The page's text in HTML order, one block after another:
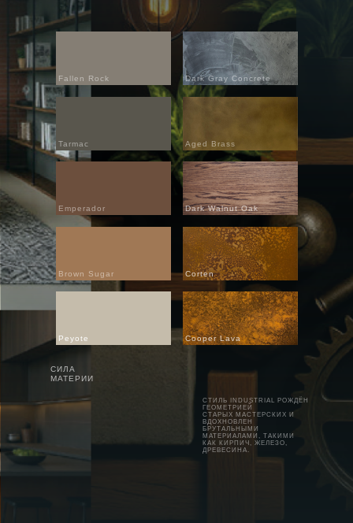
СИЛА
МАТЕРИИ
СТИЛЬ INDUSTRIAL РОЖДЁН
ГЕОМЕТРИЕЙ
СТАРЫХ МАСТЕРСКИХ И
ВДОХНОВЛЕН
БРУТАЛЬНЫМИ
МАТЕРИАЛАМИ, ТАКИМИ
КАК КИРПИЧ, ЖЕЛЕЗО,
ДРЕВЕСИНА.
Fallen Rock Dark Gray Concrete
Aged Brass
Dark Walnut Oak
Corten
Cooper Lava
Tarmac
Emperador
Brown Sugar
Peyote